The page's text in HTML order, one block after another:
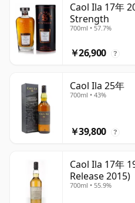
Caol Ila 17年
Strength
700ml • 57.7%
￥26,900 ?
Caol Ila 25年
700ml • 43%
￥39,800 ?
Caol Ila 17年
Release 2015)
700ml • 55.9%